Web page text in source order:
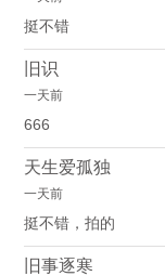
挺不错
旧识
一天前
666
天生爱孤独
一天前
挺不错，拍的
旧事逐寒